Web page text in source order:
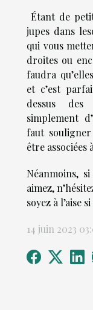
Étant de
jupes dans
qui vous
droites ou
faudra
et c’est
dessus
simplement
faut
être associées
Néanmoins,
aimez,
soyez à l’aise
14 juin 2023